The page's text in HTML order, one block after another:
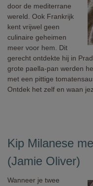
door de mediterrane
wereld. Ook Frankrijk
kent vrijwel geen
culinaire geheimen
meer voor hem. Dit
gerecht ontdekte hij in
grote paella-pan werden
met een pittige
Ontdek het zelf en waan
Kip Milanese
(Jamie Oliver)
Wanneer je twee